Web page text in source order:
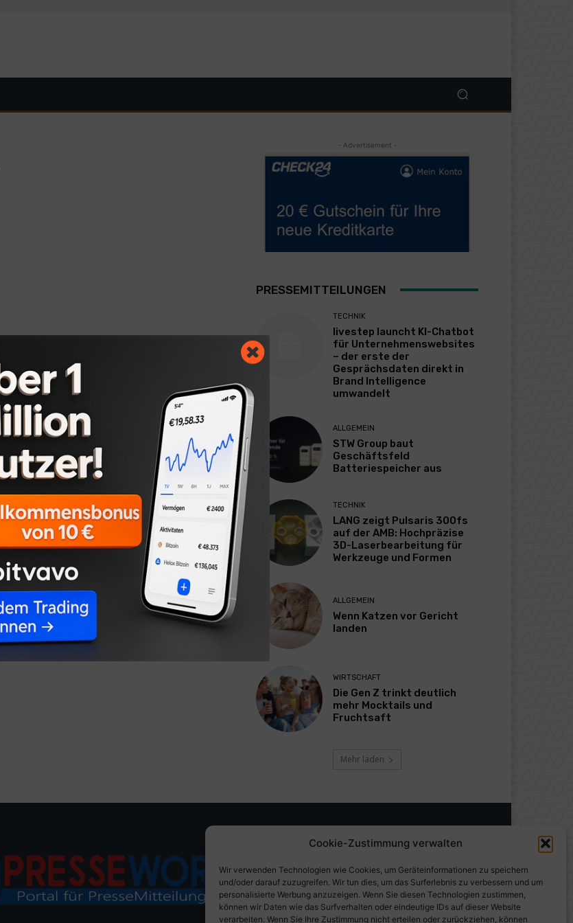
Cookie-Zustimmung verwalten
Wir verwenden Technologien wie Cookies, um Geräteinformationen zu speichern
und/oder darauf zuzugreifen. Wir tun dies, um das Surferlebnis zu verbessern und um
personalisierte Werbung anzuzeigen. Wenn Sie diesen Technologien zustimmen,
können wir Daten wie das Surfverhalten oder eindeutige IDs auf dieser Website
verarbeiten. Wenn Sie Ihre Zustimmung nicht erteilen oder zurückziehen, können
- Advertisement -
PRESSEMITTEILUNGEN
TECHNIK
livestep launcht KI-Chatbot
für Unternehmenswebsites
– der erste der
Gesprächsdaten direkt in
Brand Intelligence
umwandelt
ALLGEMEIN
STW Group baut
Geschäftsfeld
Batteriespeicher aus
TECHNIK
LANG zeigt Pulsaris 300fs
auf der AMB: Hochpräzise
3D-Laserbearbeitung für
Werkzeuge und Formen
ALLGEMEIN
Wenn Katzen vor Gericht
landen
WIRTSCHAFT
Die Gen Z trinkt deutlich
mehr Mocktails und
Fruchtsaft
Mehr laden